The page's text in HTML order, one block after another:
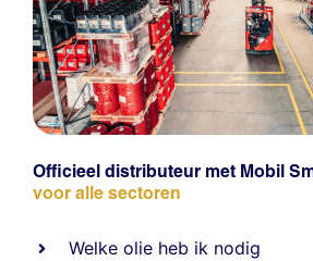
Officieel distributeur met Mobil
voor alle sectoren
Welke olie heb ik nodig